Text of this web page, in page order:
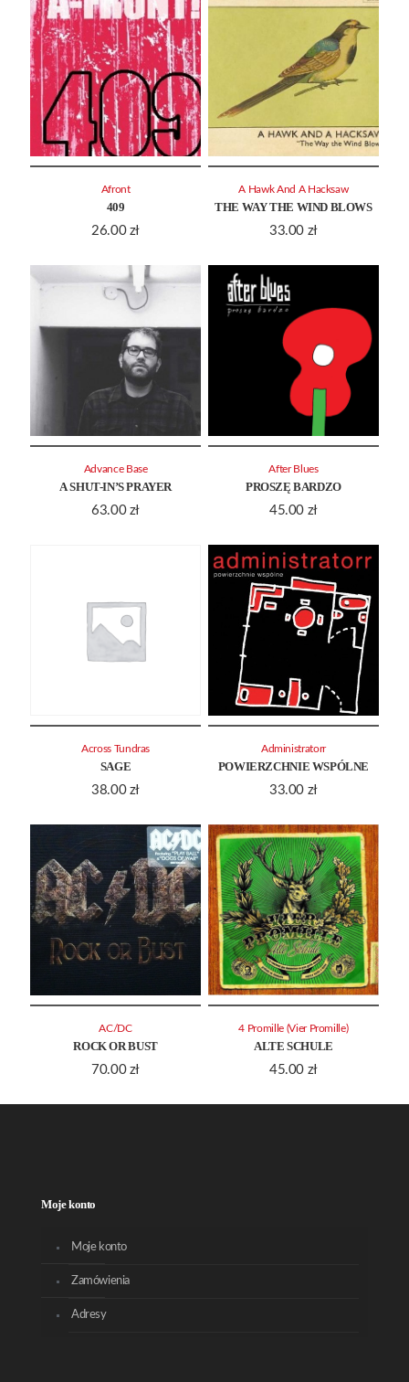
409
26.00 zł
Afront
THE WAY THE WIND BLOWS
33.00 zł
A Hawk And A Hacksaw
A SHUT-IN’S PRAYER
63.00 zł
Advance Base
PROSZĘ BARDZO
45.00 zł
After Blues
SAGE
38.00 zł
Across Tundras
POWIERZCHNIE WSPÓLNE
33.00 zł
Administratorr
ROCK OR BUST
70.00 zł
AC/DC
ALTE SCHULE
45.00 zł
4 Promille (Vier Promille)
Moje konto
Moje konto
Zamówienia
Adresy